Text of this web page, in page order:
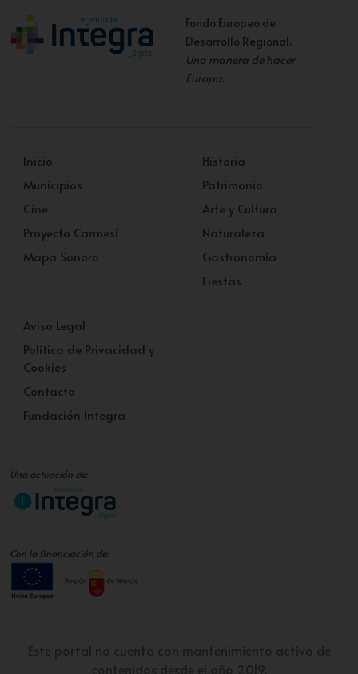
Fondo Europeo de
Desarrollo Regional.
Una manera de hacer
Europa.
Inicio
Municipios
Cine
Proyecto Carmesí
Mapa Sonoro
Historia
Patrimonio
Arte y Cultura
Naturaleza
Gastronomía
Fiestas
Aviso Legal
Política de Privacidad y
Cookies
Contacto
Fundación Integra
Una actuación de:
Con la financiación de: